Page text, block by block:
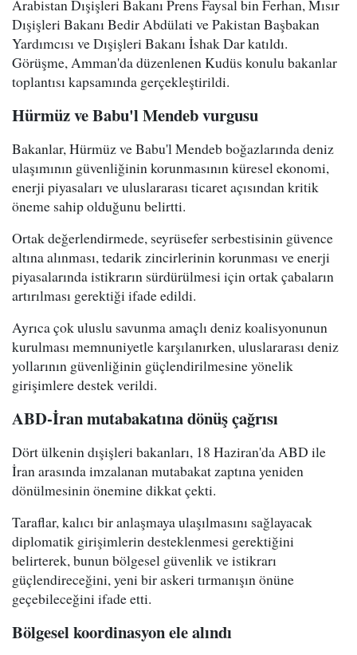
Arabistan Dışişleri Bakanı Prens Faysal bin Ferhan, Mısır
Dışişleri Bakanı Bedir Abdülati ve Pakistan Başbakan
Yardımcısı ve Dışişleri Bakanı İshak Dar katıldı.
Görüşme, Amman'da düzenlenen Kudüs konulu bakanlar
toplantısı kapsamında gerçekleştirildi.
Hürmüz ve Babu'l Mendeb vurgusu
Bakanlar, Hürmüz ve Babu'l Mendeb boğazlarında deniz
ulaşımının güvenliğinin korunmasının küresel ekonomi,
enerji piyasaları ve uluslararası ticaret açısından kritik
öneme sahip olduğunu belirtti.
Ortak değerlendirmede, seyrüsefer serbestisinin güvence
altına alınması, tedarik zincirlerinin korunması ve enerji
piyasalarında istikrarın sürdürülmesi için ortak çabaların
artırılması gerektiği ifade edildi.
Ayrıca çok uluslu savunma amaçlı deniz koalisyonunun
kurulması memnuniyetle karşılanırken, uluslararası deniz
yollarının güvenliğinin güçlendirilmesine yönelik
girişimlere destek verildi.
ABD-İran mutabakatına dönüş çağrısı
Dört ülkenin dışişleri bakanları, 18 Haziran'da ABD ile
İran arasında imzalanan mutabakat zaptına yeniden
dönülmesinin önemine dikkat çekti.
Taraflar, kalıcı bir anlaşmaya ulaşılmasını sağlayacak
diplomatik girişimlerin desteklenmesi gerektiğini
belirterek, bunun bölgesel güvenlik ve istikrarı
güçlendireceğini, yeni bir askeri tırmanışın önüne
geçebileceğini ifade etti.
Bölgesel koordinasyon ele alındı